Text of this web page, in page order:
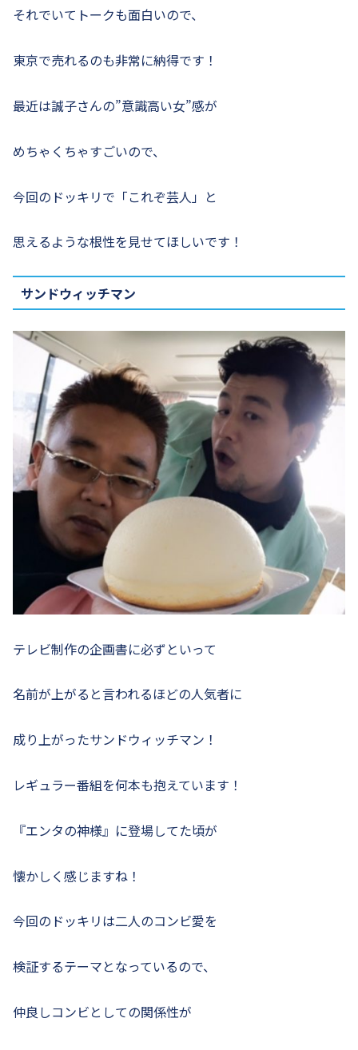
それでいてトークも面白いので、
東京で売れるのも非常に納得です！
最近は誠子さんの”意識高い女”感が
めちゃくちゃすごいので、
今回のドッキリで「これぞ芸人」と
思えるような根性を見せてほしいです！
サンドウィッチマン
テレビ制作の企画書に必ずといって
名前が上がると言われるほどの人気者に
成り上がったサンドウィッチマン！
レギュラー番組を何本も抱えています！
『エンタの神様』に登場してた頃が
懐かしく感じますね！
今回のドッキリは二人のコンビ愛を
検証するテーマとなっているので、
仲良しコンビとしての関係性が